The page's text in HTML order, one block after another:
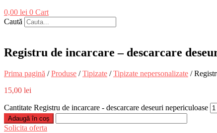
0,00 lei 0 Cart
Caută
Registru de incarcare – descarcare
Prima pagină /Produse /Tipizate /Tipizate nepersonalizate /
15,00 lei
Cantitate Registru de incarcare - descarcare deseuri nepericuloase
Adaugă în coș
Solicita oferta